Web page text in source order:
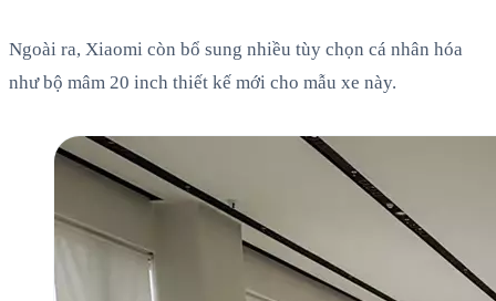
Ngoài ra, Xiaomi còn bổ sung nhiều tùy chọn cá nhân hóa
như bộ mâm 20 inch thiết kế mới cho mẫu xe này.